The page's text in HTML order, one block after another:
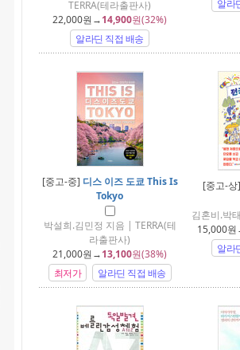
TERRA(테라출판사)
22,000원→14,900원(32%)
알라딘 직접 배송
알라
[중고-중] 디스 이즈 도쿄 This Is
Tokyo
박설희.김민정 지음 | TERRA(테
라출판사)
21,000원→13,100원(38%)
최저가
알라딘 직접 배송
[중고-상]
김혼비.박
15,000
알라